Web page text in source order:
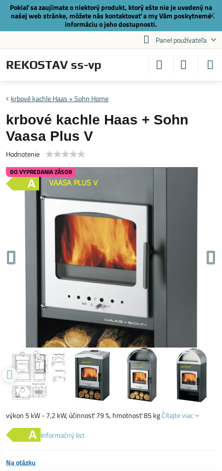
✕
Pokiaľ sa zaujímate o niektorý produkt, ktorý ešte nie je uvedený na
našej web stránke, môžete nás kontaktovaťa my Vám poskytneme
informáciu o jeho dostupnosti.
Panel používateľa
REKOSTAV ss-vp
DO VYPREDANIA ZÁSOB
krbové kachle Haas + Sohn Home
krbové kachle Haas + Sohn
Vaasa Plus V
Hodnotenie
výkon 5 kW - 7,2 kW, účinnosť 79 %, hmotnosť 85 kgČítajte viac
Informačný list
Na otázku